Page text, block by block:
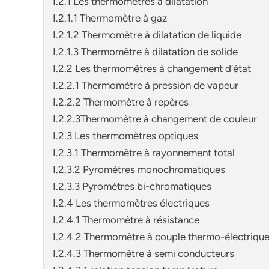
I.2.1.1 Thermomètre à gaz
I.2.1.2 Thermomètre à dilatation de liquide
I.2.1.3 Thermomètre à dilatation de solide
I.2.2 Les thermomètres à changement d’état
I.2.2.1 Thermomètre à pression de vapeur
I.2.2.2 Thermomètre à repères
I.2.2.3Thermomètre à changement de couleur
I.2.3 Les thermomètres optiques
I.2.3.1 Thermomètre à rayonnement total
I.2.3.2 Pyromètres monochromatiques
I.2.3.3 Pyromètres bi-chromatiques
I.2.4 Les thermomètres électriques
I.2.4.1 Thermomètre à résistance
I.2.4.2 Thermomètre à couple thermo-électrique
I.2.4.3 Thermomètre à semi conducteurs